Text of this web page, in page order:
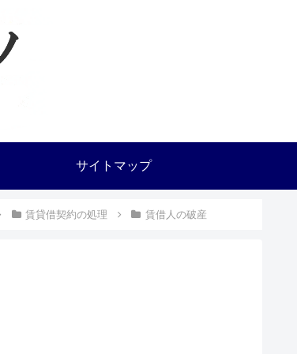
サイトマップ
賃貸借契約の処理 賃借人の破産